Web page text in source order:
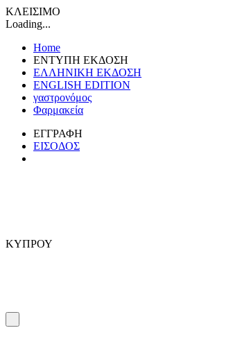
ΚΛΕΙΣΙΜΟ
Loading...
Home
ΕΝΤΥΠΗ ΕΚΔΟΣΗ
ΕΛΛΗΝΙΚΗ ΕΚΔΟΣΗ
ENGLISH EDITION
γαστρονόμος
Φαρμακεία
ΕΓΓΡΑΦΗ
ΕΙΣΟΔΟΣ
ΚΥΠΡΟΥ